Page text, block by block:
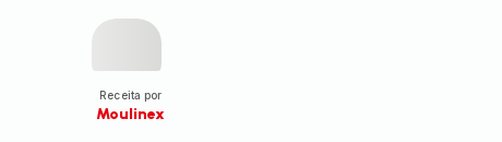
Receita por
Moulinex